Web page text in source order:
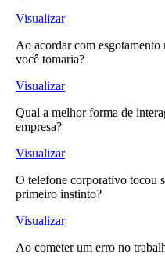
Visualizar
Ao acordar com
você tomaria?
Visualizar
Qual a melhor forma de
empresa?
Visualizar
O telefone corporativo tocou
primeiro instinto?
Visualizar
Ao cometer um erro no